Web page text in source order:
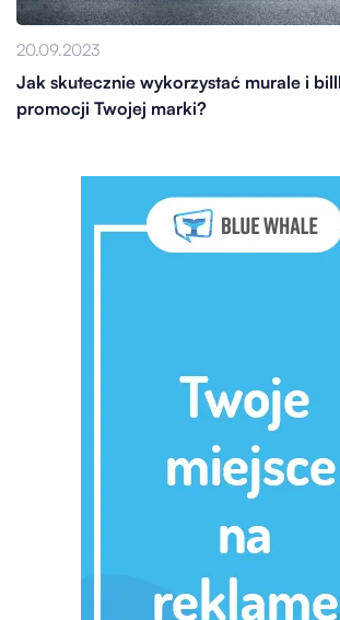
20.09.2023
Jak skutecznie wykorzystać murale i
promocji Twojej marki?